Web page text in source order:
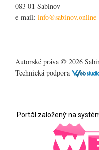
083 01 Sabinov
e-mail:
Autorské práva © 2026
Technická podpora
Portál založený na